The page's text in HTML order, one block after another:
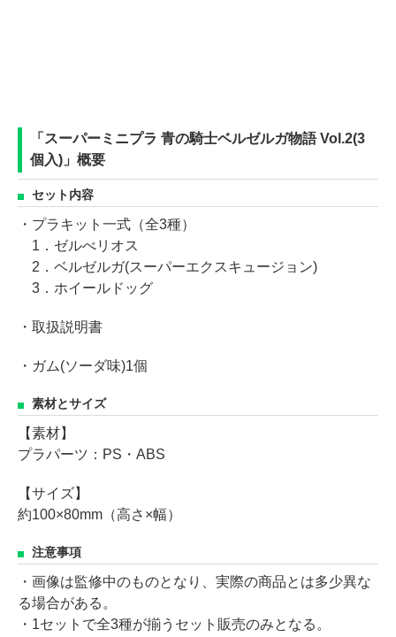
「スーパーミニプラ 青の騎士ベルゼルガ物語 Vol.2(3
個入)」概要
セット内容
・プラキット一式（全3種）
1．ゼルべリオス
2．ベルゼルガ(スーパーエクスキュージョン)
3．ホイールドッグ
・取扱説明書
・ガム(ソーダ味)1個
素材とサイズ
【素材】
プラパーツ：PS・ABS
【サイズ】
約100×80mm（高さ×幅）
注意事項
・画像は監修中のものとなり、実際の商品とは多少異な
る場合がある。
・1セットで全3種が揃うセット販売のみとなる。